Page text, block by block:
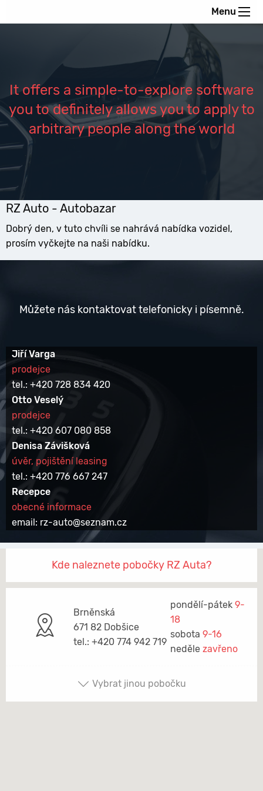
Menu
It offers a simple-to-explore software
you to definitely allows you to apply to
arbitrary people along the world
RZ Auto - Autobazar
Dobrý den, v tuto chvíli se nahrává nabídka vozidel,
prosím vyčkejte na naši nabídku.
Můžete nás kontaktovat telefonicky i písemně.
Jiří Varga
prodejce
tel.: +420 728 834 420
Otto Veselý
prodejce
tel.: +420 607 080 858
Denisa Závišková
úvěr, pojištění leasing
tel.: +420 776 667 247
Recepce
obecné informace
email: rz-auto@seznam.cz
Kde naleznete pobočky RZ Auta?
Brněnská
671 82 Dobšice
tel.: +420 774 942 719
pondělí-pátek 9-
18
sobota 9-16
neděle zavřeno
Vybrat jinou pobočku